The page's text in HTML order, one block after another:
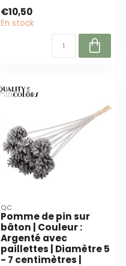
€10,50
En stock
QC
Pomme de pin sur
bâton | Couleur :
Argenté avec
paillettes | Diamètre 5
- 7 centimètres |